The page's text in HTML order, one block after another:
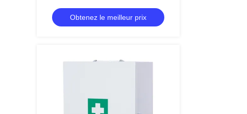
Obtenez le meilleur prix